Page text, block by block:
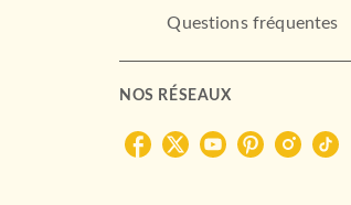
Questions fréquentes
NOS RÉSEAUX